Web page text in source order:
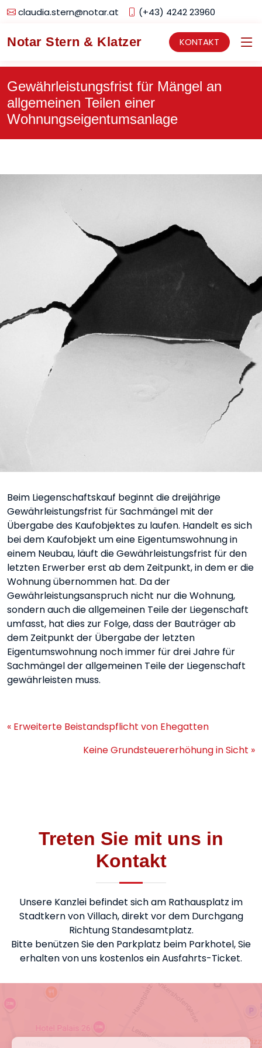
claudia.stern@notar.at (+43) 4242 23960
Notar Stern & Klatzer KONTAKT
Gewährleistungsfrist für Mängel an
allgemeinen Teilen einer
Wohnungseigentumsanlage
Beim Liegenschaftskauf beginnt die dreijährige
Gewährleistungsfrist für Sachmängel mit der
Übergabe des Kaufobjektes zu laufen. Handelt es sich
bei dem Kaufobjekt um eine Eigentumswohnung in
einem Neubau, läuft die Gewährleistungsfrist für den
letzten Erwerber erst ab dem Zeitpunkt, in dem er die
Wohnung übernommen hat. Da der
Gewährleistungsanspruch nicht nur die Wohnung,
sondern auch die allgemeinen Teile der Liegenschaft
umfasst, hat dies zur Folge, dass der Bauträger ab
dem Zeitpunkt der Übergabe der letzten
Eigentumswohnung noch immer für drei Jahre für
Sachmängel der allgemeinen Teile der Liegenschaft
gewährleisten muss.
« Erweiterte Beistandspflicht von Ehegatten
Keine Grundsteuererhöhung in Sicht »
Treten Sie mit uns in
Kontakt
Unsere Kanzlei befindet sich am Rathausplatz im
Stadtkern von Villach, direkt vor dem Durchgang
Richtung Standesamtplatz.
Bitte benützen Sie den Parkplatz beim Parkhotel, Sie
erhalten von uns kostenlos ein Ausfahrts-Ticket.